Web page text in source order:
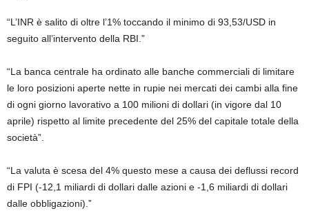
“L’INR è salito di oltre l’1% toccando il minimo di 93,53/USD in
seguito all’intervento della RBI.”
“La banca centrale ha ordinato alle banche commerciali di limitare
le loro posizioni aperte nette in rupie nei mercati dei cambi alla fine
di ogni giorno lavorativo a 100 milioni di dollari (in vigore dal 10
aprile) rispetto al limite precedente del 25% del capitale totale della
società”.
“La valuta è scesa del 4% questo mese a causa dei deflussi record
di FPI (-12,1 miliardi di dollari dalle azioni e -1,6 miliardi di dollari
dalle obbligazioni).”